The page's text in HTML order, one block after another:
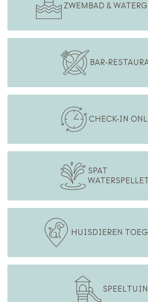
ZWEMBAD &
BAR-
CHECK-IN
SPAT
HUISDIEREN
SPEELTUIN